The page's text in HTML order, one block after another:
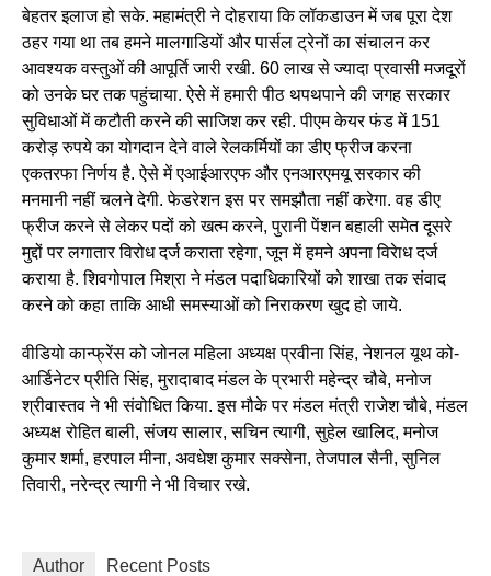
बेहतर इलाज हो सके. महामंत्री ने दोहराया कि लॉकडाउन में जब पूरा देश
ठहर गया था तब हमने मालगाडियों और पार्सल ट्रेनों का संचालन कर
आवश्यक वस्तुओं की आपूर्ति जारी रखी. 60 लाख से ज्यादा प्रवासी मजदूरों
को उनके घर तक पहुंचाया. ऐसे में हमारी पीठ थपथपाने की जगह सरकार
सुविधाओं में कटौती करने की साजिश कर रही. पीएम केयर फंड में 151
करोड़ रुपये का योगदान देने वाले रेलकर्मियों का डीए फ्रीज करना
एकतरफा निर्णय है. ऐसे में एआईआरएफ और एनआरएमयू सरकार की
मनमानी नहीं चलने देगी. फेडरेशन इस पर समझौता नहीं करेगा. वह डीए
फ्रीज करने से लेकर पदों को खत्म करने, पुरानी पेंशन बहाली समेत दूसरे
मुद्दों पर लगातार विरोध दर्ज कराता रहेगा, जून में हमने अपना विरेाध दर्ज
कराया है. शिवगोपाल मिश्रा ने मंडल पदाधिकारियों को शाखा तक संवाद
करने को कहा ताकि आधी समस्याओं को निराकरण खुद हो जाये.
वीडियो कान्फ्रेंस को जोनल महिला अध्यक्ष प्रवीना सिंह, नेशनल यूथ को-
आर्डिनेटर प्रीति सिंह, मुरादाबाद मंडल के प्रभारी महेन्द्र चौबे, मनोज
श्रीवास्तव ने भी संवोधित किया. इस मौके पर मंडल मंत्री राजेश चौबे, मंडल
अध्यक्ष रोहित बाली, संजय सालार, सचिन त्यागी, सुहेल खालिद, मनोज
कुमार शर्मा, हरपाल मीना, अवधेश कुमार सक्सेना, तेजपाल सैनी, सुनिल
तिवारी, नरेन्द्र त्यागी ने भी विचार रखे.
Author Recent Posts